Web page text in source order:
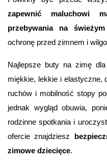
zapewnić maluchowi
przebywania na
ochronę przed zimnem i
Najlepsze buty na zimę
miękkie, lekkie i elastyczne,
ruchów i mobilność stopy
jednak wygląd obuwia,
rodzinne spotkania i
ofercie znajdziesz
zimowe dziecięce.